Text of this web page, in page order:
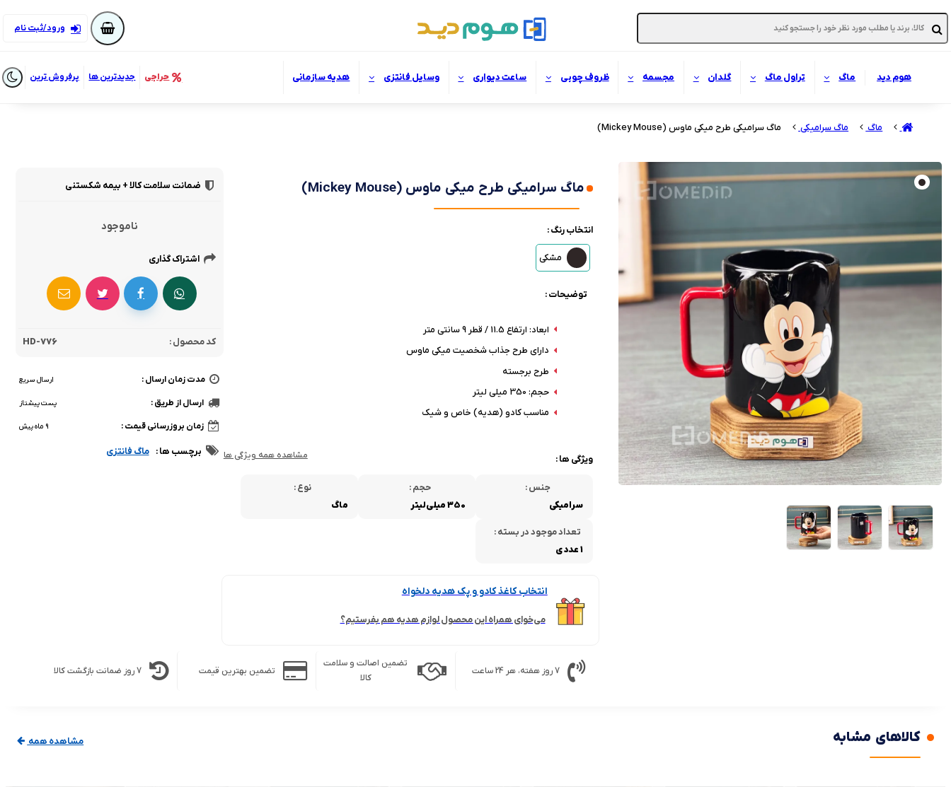
ورود/ثبت نام
هوم دید ماگ تراول ماگ گلدان مجسمه ظروف چوبی ساعت دیواری وسایل فانتزی هدیه سازمانی حراجی جدیدترین ها پرفروش ترین
ماگ ماگ سرامیکی ماگ سرامیکی طرح میکی ماوس (Mickey Mouse)
ماگ سرامیکی طرح میکی ماوس (Mickey Mouse)
انتخاب رنگ :
مشکی
توضیحات :
ابعاد: ارتفاع 11.5 / قطر 9 سانتی متر
دارای طرح جذاب شخصیت میکی ماوس
طرح برجسته
حجم: 350 میلی لیتر
مناسب کادو (هدیه) خاص و شیک
ویژگی ها : مشاهده همه ویژگی ها
جنس :
سرامیکی
حجم :
350 میلی‌لیتر
نوع :
ماگ
تعداد موجود در بسته :
1 عددی
ضمانت سلامت کالا + بیمه شکستنی
ناموجود
اشتراک گذاری
کد محصول : HD-776
مدت زمان ارسال : ارسال سریع
ارسال از طریق : پست پیشتاز
زمان بروزرسانی قیمت : 9 ماه پیش
برچسب ها : ماگ فانتزی
انتخاب کاغذ کادو و پک هدیه دلخواه
می‌خوای همراه این محصول لوازم هدیه هم بفرستیم؟
7 روز هفته، هر 24 ساعت
تضمین اصالت و سلامت
کالا
تضمین بهترین قیمت 7 روز ضمانت بازگشت کالا
کالاهای مشابه مشاهده همه